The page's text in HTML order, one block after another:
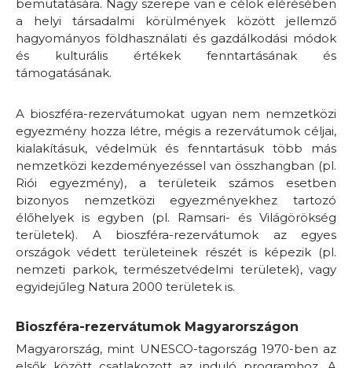
bemutatására. Nagy szerepe van e célok elérésében
a helyi társadalmi körülmények között jellemző
hagyományos földhasználati és gazdálkodási módok
és kulturális értékek fenntartásának és
támogatásának.
A bioszféra-rezervátumokat ugyan nem nemzetközi
egyezmény hozza létre, mégis a rezervátumok céljai,
kialakításuk, védelmük és fenntartásuk több más
nemzetközi kezdeményezéssel van összhangban (pl.
Riói egyezmény), a területeik számos esetben
bizonyos nemzetközi egyezményekhez tartozó
élőhelyek is egyben (pl. Ramsari- és Világörökség
területek). A bioszféra-rezervátumok az egyes
országok védett területeinek részét is képezik (pl.
nemzeti parkok, természetvédelmi területek), vagy
egyidejűleg Natura 2000 területek is.
Bioszféra-rezervátumok Magyarországon
Magyarország, mint UNESCO-tagország 1970-ben az